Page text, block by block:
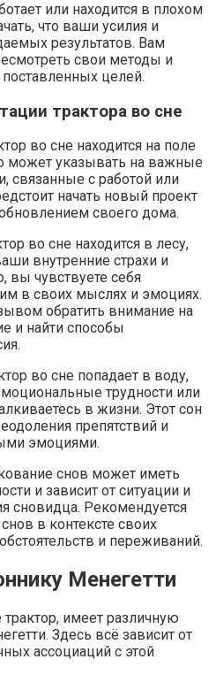
или находится в плохом
что ваши усилия и
результатов. Вам
свои методы и
целей.
трактора во сне
во сне находится на поле
может указывать на важные
связанные с работой или
начать новый проект
своего дома.
во сне находится в лесу,
внутренние страхи и
вы чувствуете себя
в своих мыслях и эмоциях.
обратить внимание на
и найти способы
во сне попадает в воду,
трудности или
в жизни. Этот сон
препятствий и
эмоциями.
снов может иметь
и зависит от ситуации и
сновидца. Рекомендуется
в контексте своих
и переживаний.
Менегетти
имеет различную
Здесь всё зависит от
ассоциаций с этой